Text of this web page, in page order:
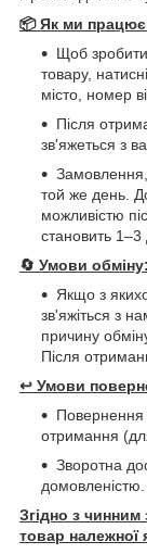
📦 Як ми
Щоб зробити
товару,
місто, номер
Після
зв'яжеться з
той же день.
можливістю
становить 1–3
🔄 Умови обміну:
Якщо з
зв'яжіться з
причину
Після
↩️ Умови
Повернення
отримання
Зворотна
домовленістю.
Згідно з
товар належної